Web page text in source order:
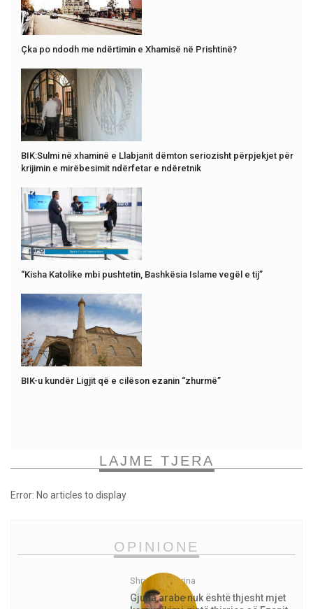
Çka po ndodh me ndërtimin e Xhamisë në Prishtinë?
BIK:Sulmi në xhaminë e Llabjanit dëmton seriozisht përpjekjet për
krijimin e mirëbesimit ndërfetar e ndëretnik
“Kisha Katolike mbi pushtetin, Bashkësia Islame vegël e tij”
BIK-u kundër Ligjit që e cilëson ezanin “zhurmë”
LAJME TJERA
Error: No articles to display
OPINIONE
Shpejtim Morina
Gjuha arabe nuk është thjesht mjet